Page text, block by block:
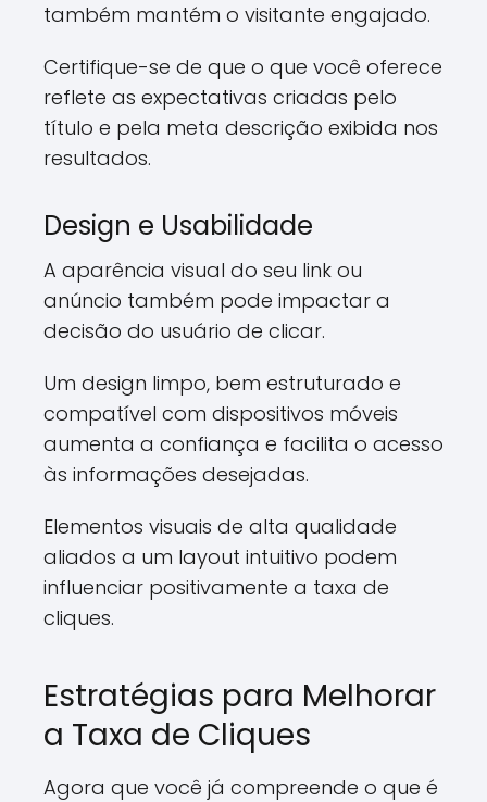
também mantém o visitante engajado.
Certifique-se de que o que você oferece
reflete as expectativas criadas pelo
título e pela meta descrição exibida nos
resultados.
Design e Usabilidade
A aparência visual do seu link ou
anúncio também pode impactar a
decisão do usuário de clicar.
Um design limpo, bem estruturado e
compatível com dispositivos móveis
aumenta a confiança e facilita o acesso
às informações desejadas.
Elementos visuais de alta qualidade
aliados a um layout intuitivo podem
influenciar positivamente a taxa de
cliques.
Estratégias para Melhorar
a Taxa de Cliques
Agora que você já compreende o que é